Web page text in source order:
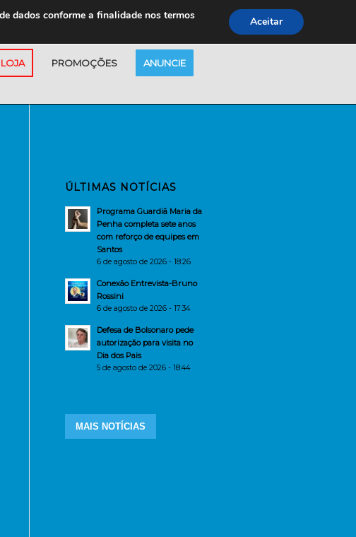
LOJA PROMOÇÕES ANUNCIE
ÚLTIMAS NOTÍCIAS
Programa Guardiã Maria da
Penha completa sete anos
com reforço de equipes em
Santos
6 de agosto de 2026 - 18:26
Conexão Entrevista-Bruno
Rossini
6 de agosto de 2026 - 17:34
Defesa de Bolsonaro pede
autorização para visita no
Dia dos Pais
5 de agosto de 2026 - 18:44
MAIS NOTÍCIAS
dados conforme a finalidade nos termos
Aceitar